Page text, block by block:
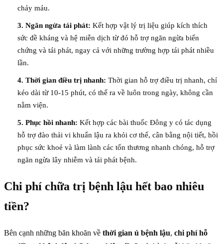
chảy máu.
3. Ngăn ngừa tái phát: Kết hợp vật lý trị liệu giúp kích thích
sức đề kháng và hệ miễn dịch từ đó hỗ trợ ngăn ngừa biến
chứng và tái phát, ngay cả với những trường hợp tái phát nhiều
lần.
4. Thời gian điều trị nhanh: Thời gian hỗ trợ điều trị nhanh, chỉ
kéo dài từ 10-15 phút, có thể ra về luôn trong ngày, không cần
nằm viện.
5. Phục hồi nhanh: Kết hợp các bài thuốc Đông y có tác dụng
hỗ trợ đào thải vi khuẩn lậu ra khỏi cơ thể, cân bằng nội tiết, hồi
phục sức khoẻ và làm lành các tổn thương nhanh chóng, hỗ trợ
ngăn ngừa lây nhiễm và tái phát bệnh.
Chi phí chữa trị bệnh lậu hết bao nhiêu
tiền?
Bên cạnh những băn khoăn về thời gian ủ bệnh lậu, chi phí hỗ